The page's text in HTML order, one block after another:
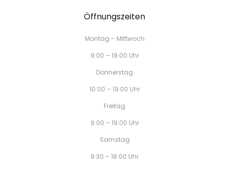
Öffnungszeiten
Montag – Mittwoch
9:00 – 19:00 Uhr
Donnerstag
10:00 – 19:00 Uhr
Freitag
9:00 – 19:00 Uhr
Samstag
9:30 – 18:00 Uhr